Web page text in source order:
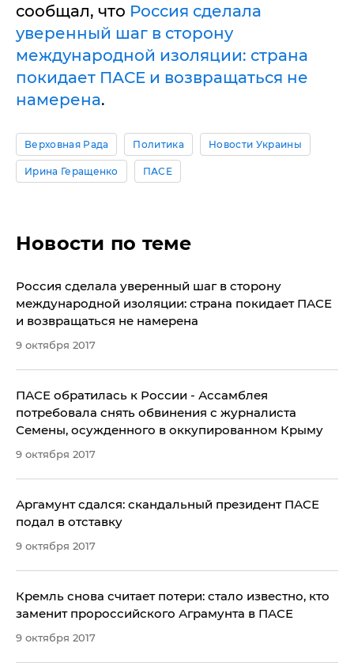
сообщал, что Россия сделала
уверенный шаг в сторону
международной изоляции: страна
покидает ПАСЕ и возвращаться не
намерена.
Верховная Рада Политика Новости Украины
Ирина Геращенко ПАСЕ
Новости по теме
Россия сделала уверенный шаг в сторону
международной изоляции: страна покидает ПАСЕ
и возвращаться не намерена
9 октября 2017
ПАСЕ обратилась к России - Ассамблея
потребовала снять обвинения с журналиста
Семены, осужденного в оккупированном Крыму
9 октября 2017
Аргамунт сдался: скандальный президент ПАСЕ
подал в отставку
9 октября 2017
Кремль снова считает потери: стало известно, кто
заменит пророссийского Аграмунта в ПАСЕ
9 октября 2017